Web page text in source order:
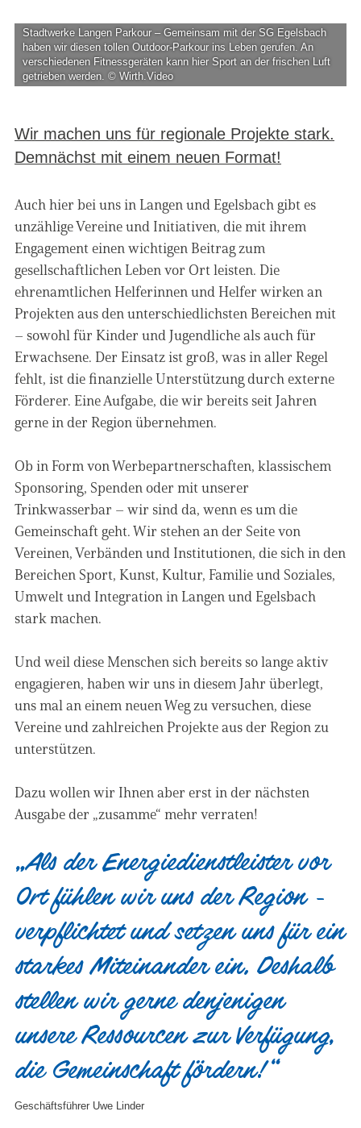
Stadtwerke Langen Parkour – Gemeinsam mit der SG Egelsbach
haben wir diesen tollen Outdoor-Parkour ins Leben gerufen. An
verschiedenen Fitnessgeräten kann hier Sport an der frischen Luft
getrieben werden. © Wirth.Video
Wir machen uns für regionale Projekte stark.
Demnächst mit einem neuen Format!
Auch hier bei uns in Langen und Egelsbach gibt es
unzählige Vereine und Initiativen, die mit ihrem
Engagement einen wichtigen Beitrag zum
gesellschaftlichen Leben vor Ort leisten. Die
ehrenamtlichen Helferinnen und Helfer wirken an
Projekten aus den unterschiedlichsten Bereichen mit
– sowohl für Kinder und Jugendliche als auch für
Erwachsene. Der Einsatz ist groß, was in aller Regel
fehlt, ist die finanzielle Unterstützung durch externe
Förderer. Eine Aufgabe, die wir bereits seit Jahren
gerne in der Region übernehmen.
Ob in Form von Werbepartnerschaften, klassischem
Sponsoring, Spenden oder mit unserer
Trinkwasserbar – wir sind da, wenn es um die
Gemeinschaft geht. Wir stehen an der Seite von
Vereinen, Verbänden und Institutionen, die sich in den
Bereichen Sport, Kunst, Kultur, Familie und Soziales,
Umwelt und Integration in Langen und Egelsbach
stark machen.
Und weil diese Menschen sich bereits so lange aktiv
engagieren, haben wir uns in diesem Jahr überlegt,
uns mal an einem neuen Weg zu versuchen, diese
Vereine und zahlreichen Projekte aus der Region zu
unterstützen.
Dazu wollen wir Ihnen aber erst in der nächsten
Ausgabe der „zusamme“ mehr verraten!
„Als der Energiedienstleister vor
Ort fühlen wir uns der Region ­
verpflichtet und setzen uns für ein
starkes Miteinander ein. Deshalb
stellen wir gerne denjenigen
unsere Ressourcen zur Verfügung,
die ­Gemeinschaft fördern!“
Geschäftsführer Uwe Linder